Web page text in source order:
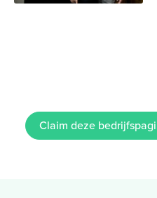
Claim deze